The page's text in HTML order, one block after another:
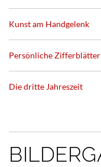
Kunst am Handgelenk
Persönliche
Die dritte Jahreszeit